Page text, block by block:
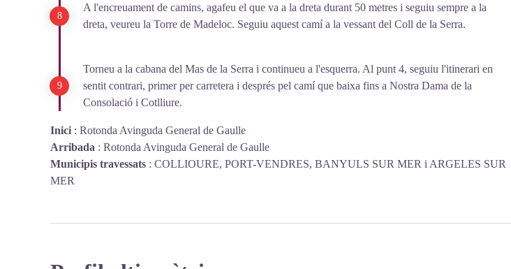
A l'encreuament de camins, agafeu el que va a la dreta durant 50 metres i seguiu sempre a la
dreta, veureu la Torre de Madeloc. Seguiu aquest camí a la vessant del Coll de la Serra.
Torneu a la cabana del Mas de la Serra i continueu a l'esquerra. Al punt 4, seguiu l'itinerari en
sentit contrari, primer per carretera i després pel camí que baixa fins a Nostra Dama de la
Consolació i Cotlliure.
Inici : Rotonda Avinguda General de Gaulle
Arribada : Rotonda Avinguda General de Gaulle
Municipis travessats : COLLIOURE, PORT-VENDRES, BANYULS SUR MER i ARGELES SUR
MER